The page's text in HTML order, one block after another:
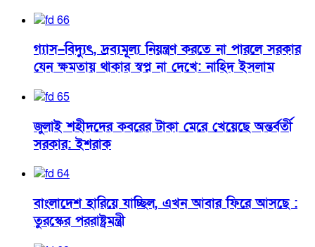
গ্যাস–বিদ্যুৎ, দ্রব্যমূল্য নিয়ন্ত্রণ করতে না পারলে সরকার
যেন ক্ষমতায় থাকার স্বপ্ন না দেখে: নাহিদ ইসলাম
জুলাই শহীদদের কবরের টাকা মেরে খেয়েছে অন্তর্বর্তী
সরকার: ইশরাক
বাংলাদেশ হারিয়ে যাচ্ছিল, এখন আবার ফিরে আসছে :
তুরস্কের পররাষ্ট্রমন্ত্রী